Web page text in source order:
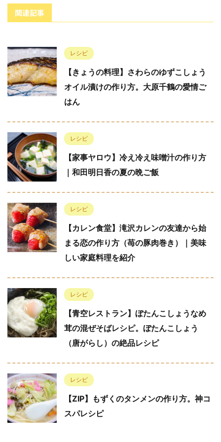
関連記事
レシピ
【きょうの料理】さわらのゆずこしょう
オイル漬けの作り方。大原千鶴の愛情ご
はん
レシピ
【家事ヤロウ】冷え冷え味噌汁の作り方
｜和田明日香の夏の晩ご飯
レシピ
【カレン食堂】滝沢カレンの友達から始
まる恋の作り方（苺の豚肉巻き）｜美味
しい家庭料理を紹介
レシピ
【青空レストラン】ぼたんこしょうなめ
茸の混ぜそばレシピ。ぼたんこしょう
（唐がらし）の絶品レシピ
レシピ
【ZIP】もずくのタンメンの作り方。神コ
スパレシピ